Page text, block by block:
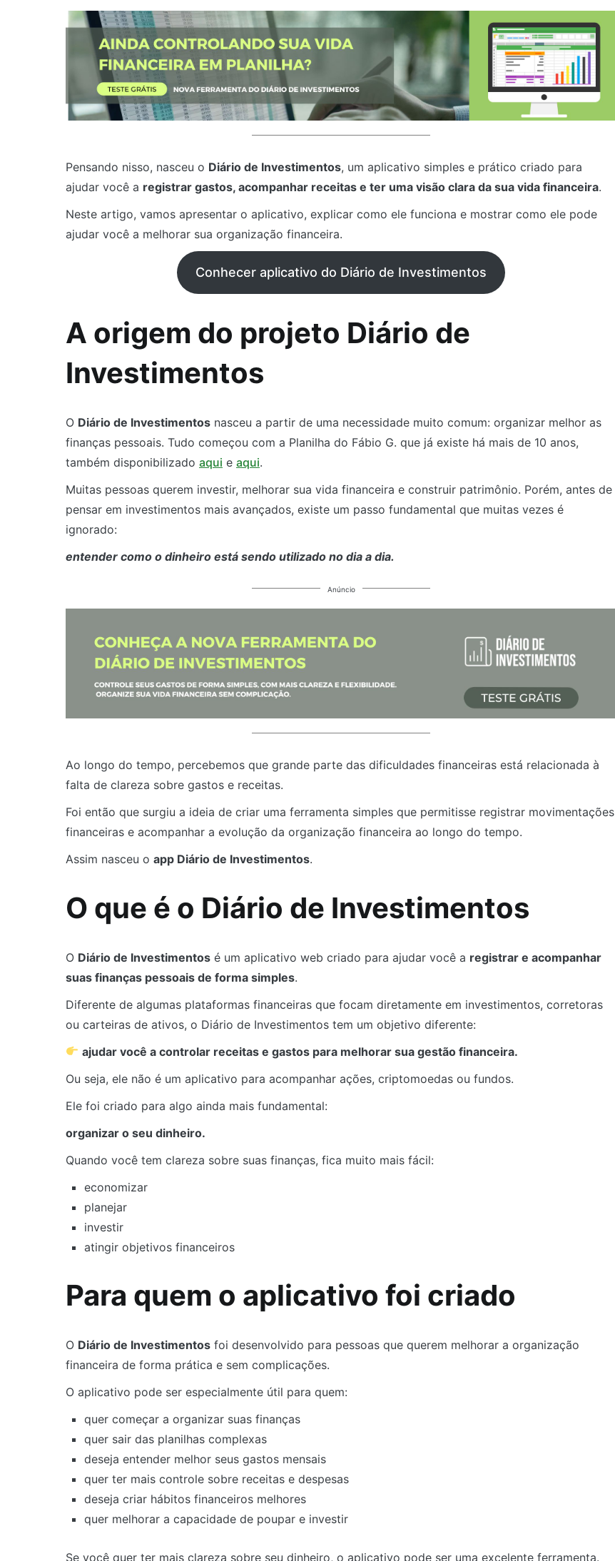
Pensando nisso, nasceu o Diário de Investimentos, um aplicativo simples e prático criado para
ajudar você a registrar gastos, acompanhar receitas e ter uma visão clara da sua vida financeira.
Neste artigo, vamos apresentar o aplicativo, explicar como ele funciona e mostrar como ele pode
ajudar você a melhorar sua organização financeira.
Conhecer aplicativo do Diário de Investimentos
A origem do projeto Diário de
Investimentos
O Diário de Investimentos nasceu a partir de uma necessidade muito comum: organizar melhor as
finanças pessoais. Tudo começou com a Planilha do Fábio G. que já existe há mais de 10 anos,
também disponibilizado aqui e aqui.
Muitas pessoas querem investir, melhorar sua vida financeira e construir patrimônio. Porém, antes de
pensar em investimentos mais avançados, existe um passo fundamental que muitas vezes é
ignorado:
entender como o dinheiro está sendo utilizado no dia a dia.
Anúncio
Ao longo do tempo, percebemos que grande parte das dificuldades financeiras está relacionada à
falta de clareza sobre gastos e receitas.
Foi então que surgiu a ideia de criar uma ferramenta simples que permitisse registrar movimentações
financeiras e acompanhar a evolução da organização financeira ao longo do tempo.
Assim nasceu o app Diário de Investimentos.
O que é o Diário de Investimentos
O Diário de Investimentos é um aplicativo web criado para ajudar você a registrar e acompanhar
suas finanças pessoais de forma simples.
Diferente de algumas plataformas financeiras que focam diretamente em investimentos, corretoras
ou carteiras de ativos, o Diário de Investimentos tem um objetivo diferente:
ajudar você a controlar receitas e gastos para melhorar sua gestão financeira.
Ou seja, ele não é um aplicativo para acompanhar ações, criptomoedas ou fundos.
Ele foi criado para algo ainda mais fundamental:
organizar o seu dinheiro.
Quando você tem clareza sobre suas finanças, fica muito mais fácil:
economizar
planejar
investir
atingir objetivos financeiros
Para quem o aplicativo foi criado
O Diário de Investimentos foi desenvolvido para pessoas que querem melhorar a organização
financeira de forma prática e sem complicações.
O aplicativo pode ser especialmente útil para quem:
quer começar a organizar suas finanças
quer sair das planilhas complexas
deseja entender melhor seus gastos mensais
quer ter mais controle sobre receitas e despesas
deseja criar hábitos financeiros melhores
quer melhorar a capacidade de poupar e investir
Se você quer ter mais clareza sobre seu dinheiro, o aplicativo pode ser uma excelente ferramenta.